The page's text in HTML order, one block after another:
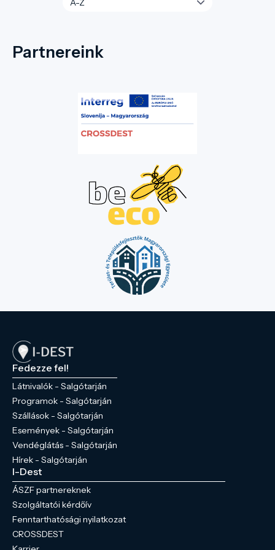
Partnereink
Fedezze fel!
Látnivalók - Salgótarján
Programok - Salgótarján
Szállások - Salgótarján
Események - Salgótarján
Vendéglátás - Salgótarján
Hírek - Salgótarján
I-Dest
ÁSZF partnereknek
Szolgáltatói kérdőív
Fenntarthatósági nyilatkozat
CROSSDEST